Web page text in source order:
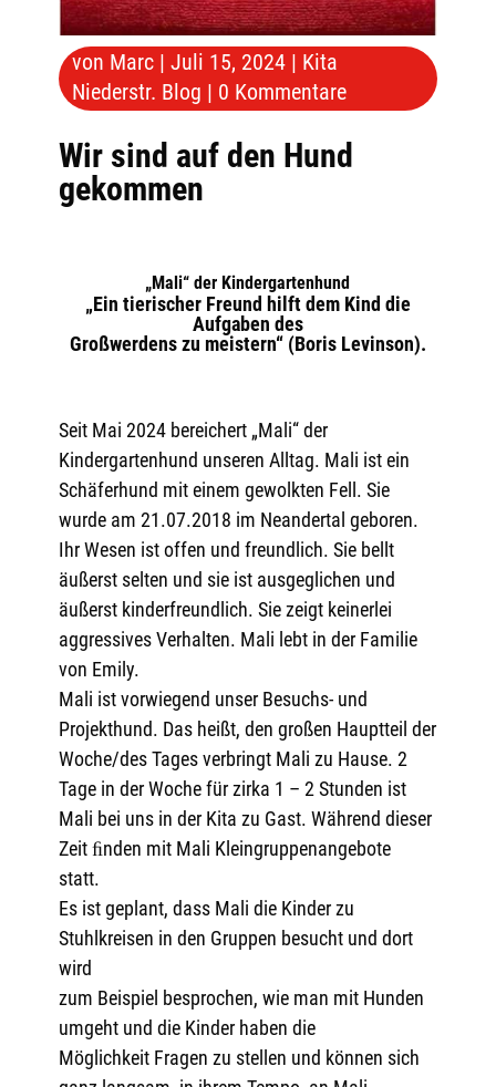
Wir sind auf den Hund
gekommen
von Marc| Juli 15, 2024| Kita
Niederstr. Blog | 0 Kommentare
„Mali“ der Kindergartenhund
„Ein tierischer Freund hilft dem Kind die
Aufgaben des
Großwerdens zu meistern“ (Boris Levinson).
Seit Mai 2024 bereichert „Mali“ der
Kindergartenhund unseren Alltag. Mali ist ein
Schäferhund mit einem gewolkten Fell. Sie
wurde am 21.07.2018 im Neandertal geboren.
Ihr Wesen ist offen und freundlich. Sie bellt
äußerst selten und sie ist ausgeglichen und
äußerst kinderfreundlich. Sie zeigt keinerlei
aggressives Verhalten. Mali lebt in der Familie
von Emily.
Mali ist vorwiegend unser Besuchs- und
Projekthund. Das heißt, den großen Hauptteil der
Woche/des Tages verbringt Mali zu Hause. 2
Tage in der Woche für zirka 1 – 2 Stunden ist
Mali bei uns in der Kita zu Gast. Während dieser
Zeit ﬁnden mit Mali Kleingruppenangebote
statt.
Es ist geplant, dass Mali die Kinder zu
Stuhlkreisen in den Gruppen besucht und dort
wird
zum Beispiel besprochen, wie man mit Hunden
umgeht und die Kinder haben die
Möglichkeit Fragen zu stellen und können sich